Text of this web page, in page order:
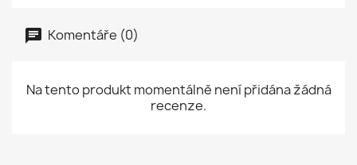
Komentáře (0)
Na tento produkt momentálně není přidána žádná
recenze.